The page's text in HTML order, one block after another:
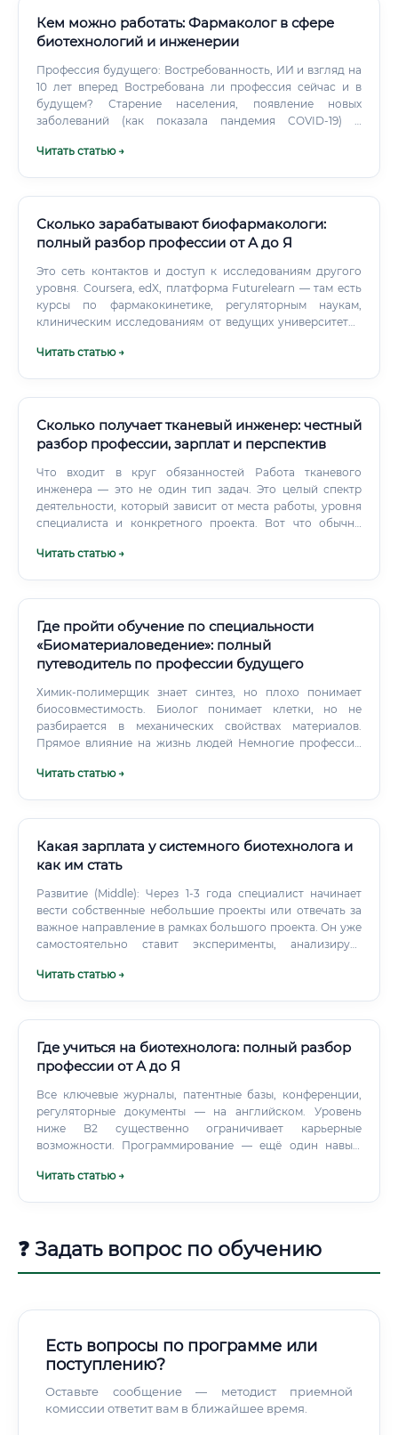
Кем можно работать: Фармаколог в сфере
биотехнологий и инженерии
Профессия будущего: Востребованность, ИИ и взгляд на
10 лет вперед Востребована ли профессия сейчас и в
будущем? Старение населения, появление новых
заболеваний (как показала пандемия COVID-19) и
постоянный спрос на новые, более эффективные и
Читать статью →
Сколько зарабатывают биофармакологи:
полный разбор профессии от А до Я
Это сеть контактов и доступ к исследованиям другого
уровня. Coursera, edX, платформа Futurelearn — там есть
курсы по фармакокинетике, регуляторным наукам,
клиническим исследованиям от ведущих университетов
добрать конкретные компетенции.
Читать статью →
Сколько получает тканевый инженер: честный
разбор профессии, зарплат и перспектив
Что входит в круг обязанностей Работа тканевого
инженера — это не один тип задач. Это целый спектр
деятельности, который зависит от места работы, уровня
специалиста и конкретного проекта. Вот что обычно
— выращивание клеточных культур в контролируемых
для создания тканевых конструктов 🟢 Гистологический
анализ — изучение структуры тканей под микроскопом 🟢
Молекулярно-биологические методы — ПЦР,
иммуноцитохимия, вестерн-блоттинг 🟢 Разработка
протоколов — написание научных методик для
воспроизводимости экспериментов 🟢 Работа с
животными моделями — in vivo тестирование
разработанных конструктов 🟢 Анализ данных и
Читать статью →
Где пройти обучение по специальности
«Биоматериаловедение»: полный
путеводитель по профессии будущего
Химик-полимерщик знает синтез, но плохо понимает
биосовместимость. Биолог понимает клетки, но не
разбирается в механических свойствах материалов.
Прямое влияние на жизнь людей Немногие профессии
изменениям в медицине.
Читать статью →
Какая зарплата у системного биотехнолога и
как им стать
Развитие (Middle): Через 1-3 года специалист начинает
вести собственные небольшие проекты или отвечать за
важное направление в рамках большого проекта. Он уже
самостоятельно ставит эксперименты, анализирует
Читать статью →
Где учиться на биотехнолога: полный разбор
профессии от А до Я
Все ключевые журналы, патентные базы, конференции,
регуляторные документы — на английском. Уровень
ниже B2 существенно ограничивает карьерные
возможности. Программирование — ещё один навык,
оказывается критичным.
Читать статью →
❓ Задать вопрос по обучению
Есть вопросы по программе или
поступлению?
Оставьте сообщение — методист приемной
комиссии ответит вам в ближайшее время.